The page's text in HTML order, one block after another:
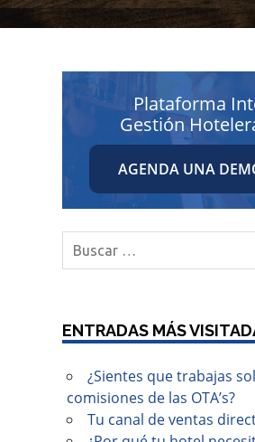
Plataforma
Gestión
AGENDA UNA
ENTRADAS MÁS
¿Sientes que trabajas
comisiones de las OTA’s?
Tu canal de ventas